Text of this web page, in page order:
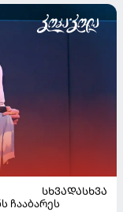
ᲡᲮᲕᲐᲓᲐᲡᲮᲕᲐ
ჩააბარეს